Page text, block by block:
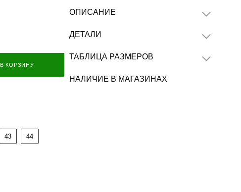
В КОРЗИНУ
43 44
ОПИСАНИЕ
ДЕТАЛИ
ТАБЛИЦА РАЗМЕРОВ
НАЛИЧИЕ В МАГАЗИНАХ